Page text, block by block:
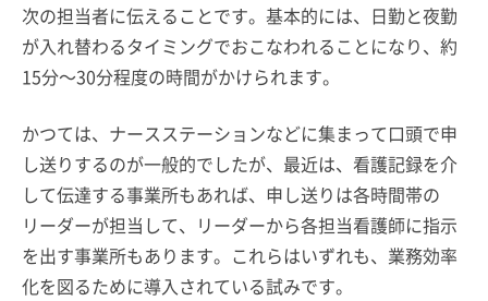
次の担当者に伝えることです。基本的には、日勤と夜勤
が入れ替わるタイミングでおこなわれることになり、約
15分～30分程度の時間がかけられます。
かつては、ナースステーションなどに集まって口頭で申
し送りするのが一般的でしたが、最近は、看護記録を介
して伝達する事業所もあれば、申し送りは各時間帯の
リーダーが担当して、リーダーから各担当看護師に指示
を出す事業所もあります。これらはいずれも、業務効率
化を図るために導入されている試みです。